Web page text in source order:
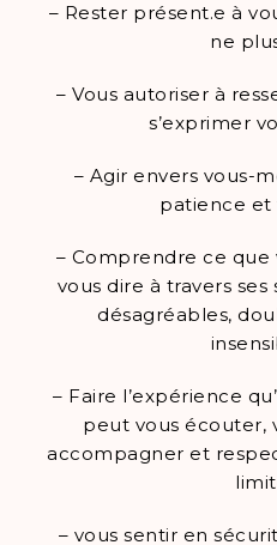
– Rester présent.e à
ne
– Vous autoriser à
s’exprimer
– Agir envers vous-
patience et
– Comprendre ce que
vous dire à travers
désagréables,
– Faire l’expérience
peut vous écouter,
accompagner et
– vous sentir en